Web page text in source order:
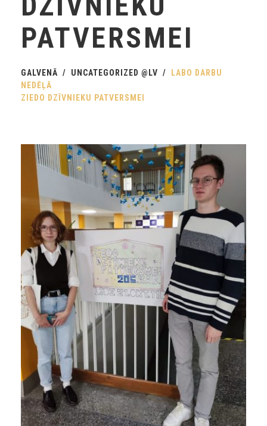
PATVERSMEI
GALVENĀ UNCATEGORIZED @LV
LABO DARBU
NEDĒĻĀ
ZIEDO DZĪVNIEKU PATVERSMEI